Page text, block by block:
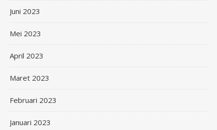
Juni 2023
Mei 2023
April 2023
Maret 2023
Februari 2023
Januari 2023